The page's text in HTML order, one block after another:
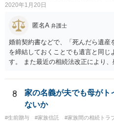
2020年1月20日
匿名A 弁護士
婚前契約書などで、「死んだら遺産
を締結しておくことでも遺言と同じ
す。 また最近の相続法改正により
で、その制度を活用する方法も考
視野に入れておられる場合は、お
弁護士にご相談なさるとよいでしょ
8
家の名義が夫でも母がト
ないか
#生前贈与 #家族信託 #家族間の相続トラ